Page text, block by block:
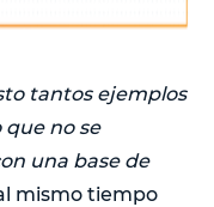
tantos ejemplos
no se
una base de
mismo tiempo